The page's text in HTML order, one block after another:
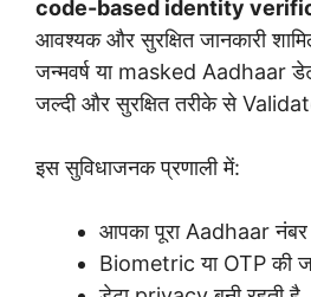
code-based identity
आवश्यक और सुरक्षित जानकारी
जन्मवर्ष या masked Aadhaar
जल्दी और सुरक्षित तरीके से
इस सुविधाजनक प्रणाली में:
आपका पूरा Aadhaar नंबर
Biometric या OTP की